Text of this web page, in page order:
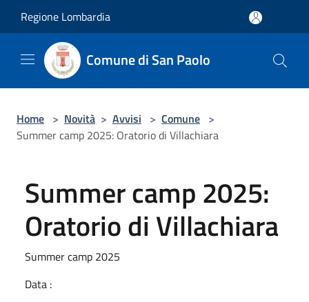
Regione Lombardia
Comune di San Paolo
Home > Novità > Avvisi > Comune >
Summer camp 2025: Oratorio di Villachiara
Summer camp 2025:
Oratorio di Villachiara
Summer camp 2025
Data :